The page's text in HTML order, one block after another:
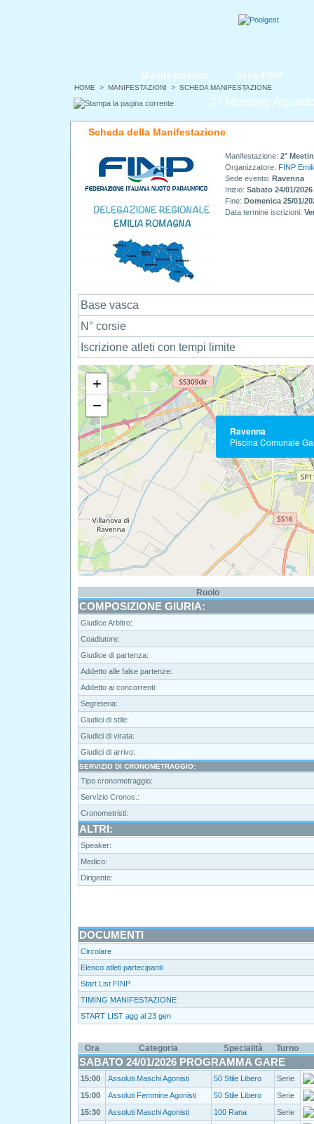
HOME > MANIFESTAZIONI > SCHEDA MANIFESTAZIONE
Manifestazioni Area FINP
2° Meeting
Scheda della Manifestazione
Manifestazione: 2°
Organizzatore: FINP
Sede evento: Ravenna
Inizio: Sabato 24/01/2026
Fine: Domenica 25/01/
Data termine iscrizioni:
Base vasca
N° corsie
Iscrizione atleti con tempi limite
Ravenna
Piscina Comunale
+
−
Ruolo
COMPOSIZIONE GIURIA:
Giudice Arbitro:
Coadiutore:
Giudice di partenza:
Addetto alle false partenze:
Addetto ai concorrenti:
Segreteria:
Giudici di stile:
Giudici di virata:
Giudici di arrivo:
SERVIZIO DI CRONOMETRAGGIO:
Tipo cronometraggio:
Servizio Cronos.:
Cronometristi:
ALTRI:
Speaker:
Medico:
Dirigente:
DOCUMENTI
Circolare
Elenco atleti partecipanti
Start List FINP
TIMING MANIFESTAZIONE
START LIST agg al 23 gen
Ora Categoria Specialità Turno
SABATO 24/01/2026 PROGRAMMA GARE
15:00 Assoluti Maschi Agonisti 50 Stile Libero
Serie
15:00
Assoluti Femmine Agonisti 50 Stile Libero
Serie
15:30
Assoluti Maschi Agonisti 100 Rana
Serie